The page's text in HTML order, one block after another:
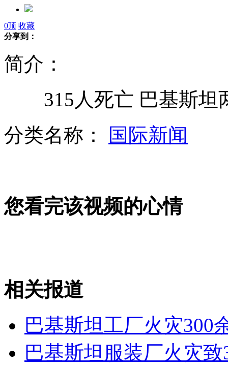
315人死亡 巴基斯坦两工厂火灾
传鳄鱼群体晒太阳 南京将地震
女孩北京地铁殴打老人 痛下狠手拳打脚踢
无痛分娩是否安全 医生回应
0顶 收藏
分享到：
简介：
315人死亡 巴基斯坦
分类名称：
国际新闻
您看完该视频的心情
相关报道
巴基斯坦工厂火灾300
巴基斯坦服装厂火灾